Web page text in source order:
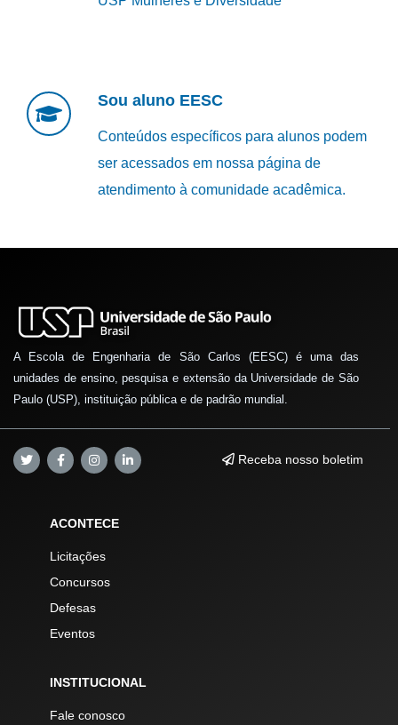
Sou aluno EESC
Conteúdos específicos para alunos podem
ser acessados em nossa página de
atendimento à comunidade acadêmica.
A Escola de Engenharia de São Carlos (EESC) é uma das
unidades de ensino, pesquisa e extensão da Universidade de São
Paulo (USP), instituição pública e de padrão mundial.
Receba nosso boletim
ACONTECE
Licitações
Concursos
Defesas
Eventos
INSTITUCIONAL
Fale conosco